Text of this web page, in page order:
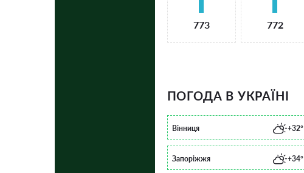
773 772
ПОГОДА В УКРАЇНІ
Вінниця +32°
Запоріжжя +34°